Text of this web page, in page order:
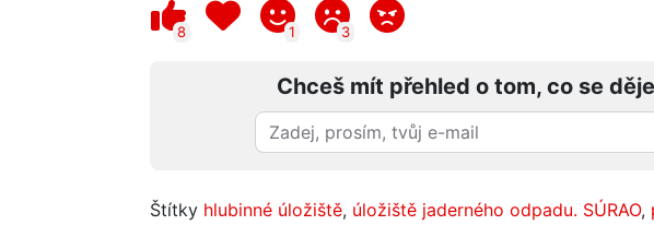
8 1 3
Chceš mít přehled o tom, co se
Štítky hlubinné úložiště, úložiště jaderného odpadu. SÚRAO,